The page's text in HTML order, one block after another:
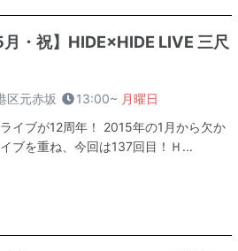
・祝】HIDE×HIDE LIVE 三尺
区元赤坂 13:00~ 月曜日
イブが12周年！ 2015年の1月から欠か
ブを重ね、今回は137回目！Ｈ...